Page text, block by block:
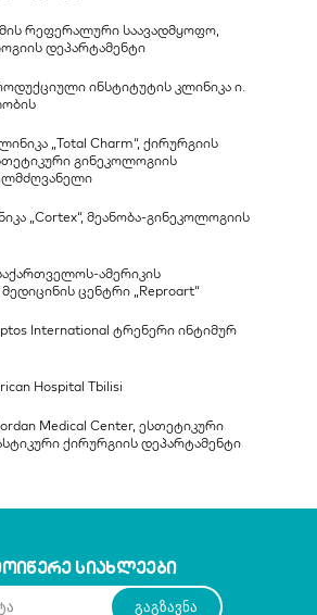
რეფერალური საავადმყოფო,
დეპარტამენტი
ინსტიტუტის კლინიკა ი.
„Total Charm“, ქირურგიის
გინეკოლოგიის
„Cortex“, მეანობა-გინეკოლოგიის
ამერიკის
ცენტრი „Reproart“
International ტრენერი ინტიმურ
Hospital Tbilisi
Medical Center, ესთეტიკური
ქირურგიის დეპარტამენტი
სიახლეები